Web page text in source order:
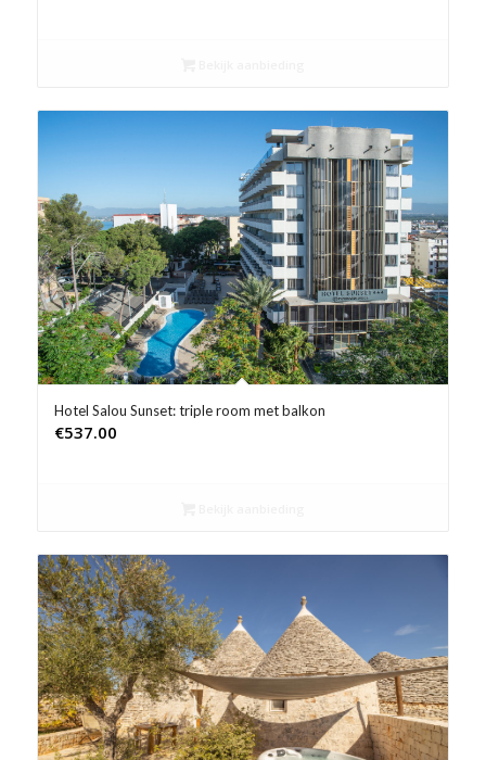
Hotel Salou Sunset: triple room met balkon
€537.00